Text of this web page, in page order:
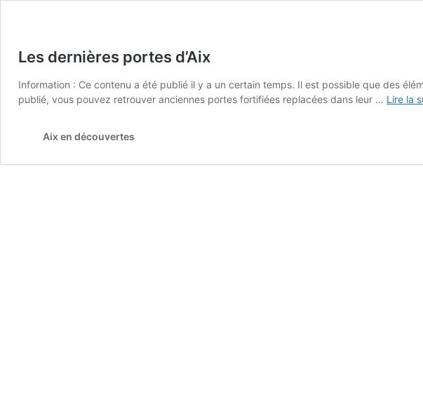
Les dernières portes d’Aix
Information : Ce contenu a été publié il y a un certain temps. Il est possible que des
publié, vous pouvez retrouver anciennes portes fortifiées replacées dans leur … Lire la
Aix en découvertes